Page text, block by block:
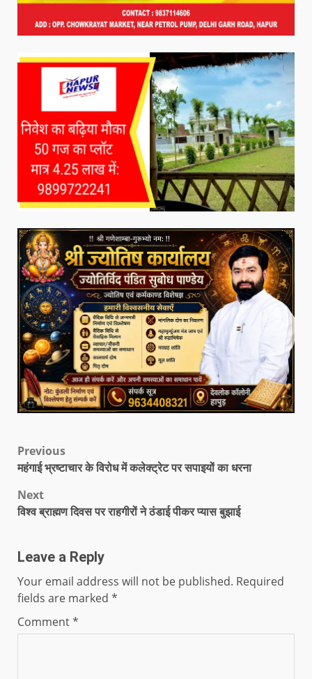
Previous
महंगाई भ्रष्टाचार के विरोध में कलेक्ट्रेट पर सपाइयों का धरना
Next
विश्व ब्राह्मण दिवस पर राहगीरों ने ठंडाई पीकर प्यास बुझाई
Leave a Reply
Your email address will not be published. Required
fields are marked *
Comment*